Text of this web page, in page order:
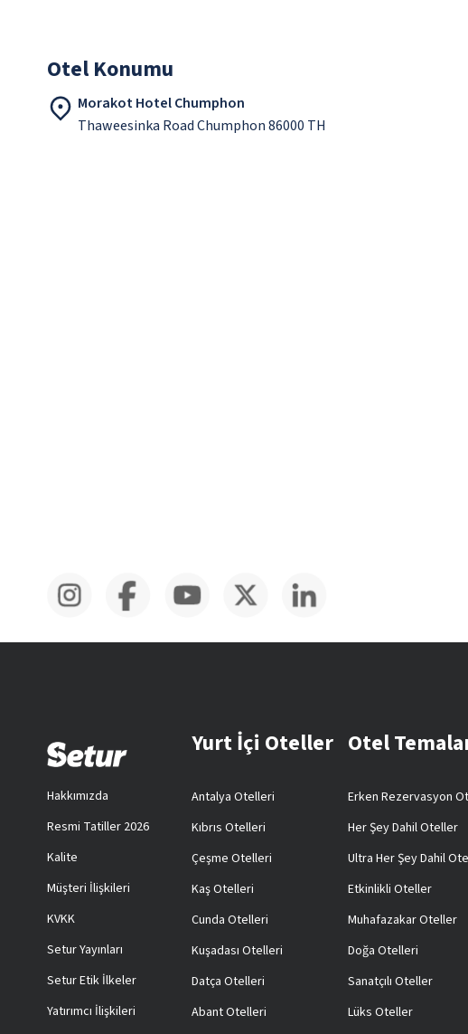
Otel Konumu
Morakot Hotel Chumphon
Thaweesinka Road Chumphon 86000 TH
Hakkımızda
Resmi Tatiller 2026
Kalite
Müşteri İlişkileri
KVKK
Setur Yayınları
Setur Etik İlkeler
Yatırımcı İlişkileri
Yurt İçi Oteller
Antalya Otelleri
Kıbrıs Otelleri
Çeşme Otelleri
Kaş Otelleri
Cunda Otelleri
Kuşadası Otelleri
Datça Otelleri
Abant Otelleri
Otel
Erken Rezervasyon
Her Şey Dahil Oteller
Ultra Her Şey Dahil
Etkinlikli Oteller
Muhafazakar Oteller
Doğa Otelleri
Sanatçılı Oteller
Lüks Oteller